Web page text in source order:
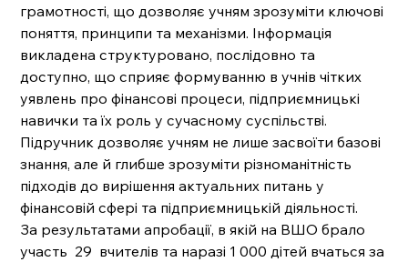
грамотності, що дозволяє учням зрозуміти ключові
поняття, принципи та механізми. Інформація
викладена структуровано, послідовно та
доступно, що сприяє формуванню в учнів чітких
уявлень про фінансові процеси, підприємницькі
навички та їх роль у сучасному суспільстві.
Підручник дозволяє учням не лише засвоїти базові
знання, але й глибше зрозуміти різноманітність
підходів до вирішення актуальних питань у
фінансовій сфері та підприємницькій діяльності.
За результатами апробації, в якій на ВШО брало
участь 29 вчителів та наразі 1 000 дітей вчаться за